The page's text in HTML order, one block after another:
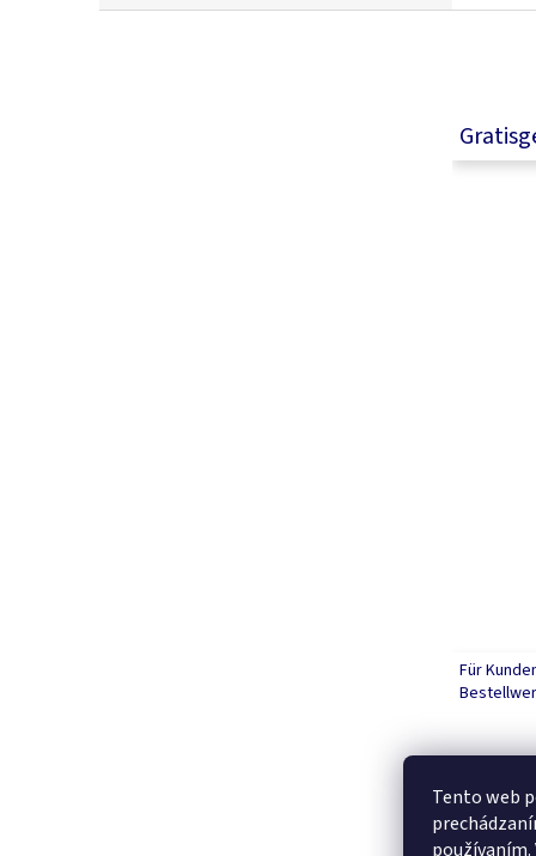
Tento web
Für